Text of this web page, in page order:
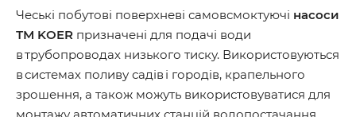
Чеські побутові поверхневi самовсмоктуючі насоси
ТМ KOER призначенi для подачі води
в трубопроводах низького тиску. Використовуються
в системах поливу садів і городів, крапельного
зрошення, а також можуть використовуватися для